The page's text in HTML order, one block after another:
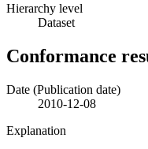
Hierarchy level
Dataset
Conformance
Date (Publication date)
2010-12-08
Explanation